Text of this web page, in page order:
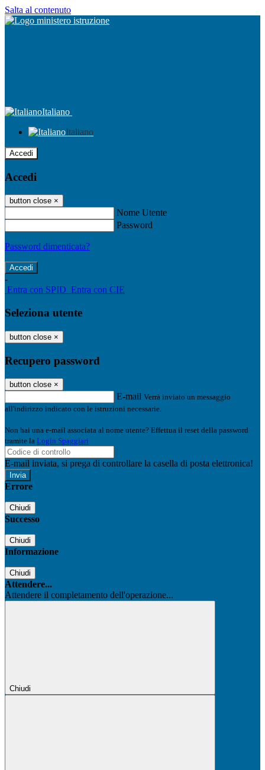
Salta al contenuto
Italiano
Italiano
Accedi
Accedi
button close ×
Nome Utente
Password
Password dimenticata?
-
Entra con SPID Entra con CIE
Seleziona utente
button close ×
Recupero password
button close ×
E-mail Verrà inviato un messaggio
all'indirizzo indicato con le istruzioni necessarie.
Non hai una e-mail associata al nome utente? Effettua il reset della password
tramite la Login Spaggiari
E-mail inviata, si prega di controllare la casella di posta elettronica!
Errore
Chiudi
Successo
Chiudi
Informazione
Chiudi
Attendere...
Attendere il completamento dell'operazione...
Chiudi